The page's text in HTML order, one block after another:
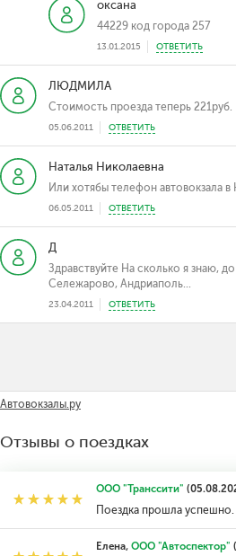
оксана
44229 код города 257
13.01.2015 ОТВЕТИТЬ
ЛЮДМИЛА
Стоимость проезда теперь 221руб.
05.06.2011 ОТВЕТИТЬ
Наталья Николаевна
Или хотябы телефон автовокзала в
06.05.2011 ОТВЕТИТЬ
Д
Здравствуйте На сколько я знаю,
Сележарово, Андриаполь...
23.04.2011 ОТВЕТИТЬ
Автовокзалы.ру
Отзывы о поездках
ООО "Транссити"
Поездка прошла
Елена, ООО "Автоспектор"